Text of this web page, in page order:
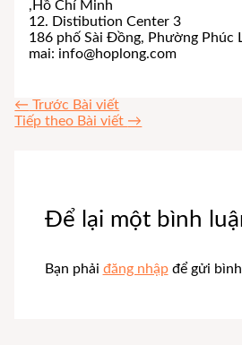
,Hồ Chí Minh
12. Distibution Center 3
186 phố Sài Đồng, Phường Phúc
mai: info@hoplong.com
← Trước Bài viết
Tiếp theo Bài viết →
Để lại một bình
Bạn phải đăng nhậpđể gửi